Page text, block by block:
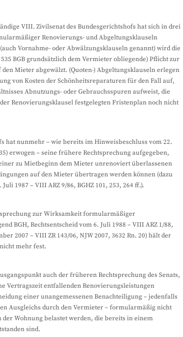
VIII. Zivilsenat des Bundesgerichtshofs hat sich in drei
Renovierungs- und Abgeltungsklauseln
Vornahme- oder Abwälzungsklauseln genannt) wird die
BGB grundsätzlich dem Vermieter obliegende) Pflicht zur
Mieter abgewälzt. (Quoten-) Abgeltungsklauseln erlegen
von Kosten der Schönheitsreparaturen für den Fall auf,
Abnutzungs- oder Gebrauchsspuren aufweist, die
Renovierungsklausel festgelegten Fristenplan noch nicht
hat nunmehr – wie bereits im Hinweisbeschluss vom 22.
erwogen – seine frühere Rechtsprechung aufgegeben,
zu Mietbeginn dem Mieter unrenoviert überlassenen
auf den Mieter übertragen werden können (dazu
1987 – VIII ARZ 9/86, BGHZ 101, 253, 264 ff.).
zur Wirksamkeit formularmäßiger
BGH, Rechtsentscheid vom 6. Juli 1988 – VIII ARZ 1/88,
2007 – VIII ZR 143/06, NJW 2007, 3632 Rn. 20) hält der
mehr fest.
auch der früheren Rechtsprechung des Senats,
Vertragszeit entfallenden Renovierungsleistungen
einer unangemessenen Benachteiligung – jedenfalls
Ausgleichs durch den Vermieter – formularmäßig nicht
Wohnung belastet werden, die bereits in einem
sind.